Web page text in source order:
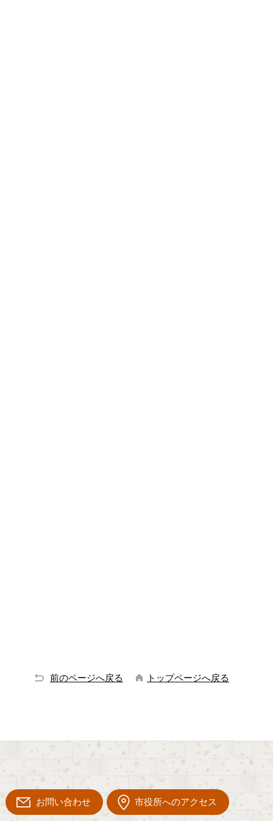
前のページへ戻る トップページへ戻る
お問い合わせ 市役所へのアクセス